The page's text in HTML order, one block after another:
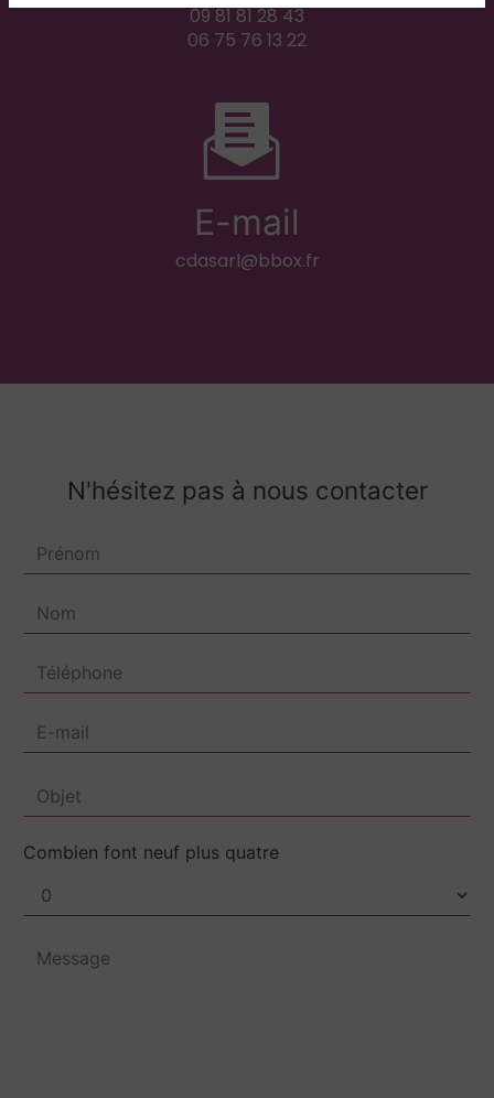
09 81 81 28 43
06 75 76 13 22
E-mail
cdasarl@bbox.fr
N'hésitez pas à nous contacter
Combien font neuf plus quatre